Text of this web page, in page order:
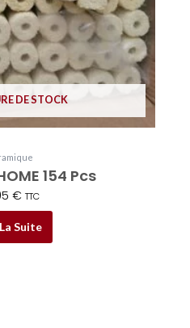
DE STOCK
154 Pcs
€ TTC
Suite